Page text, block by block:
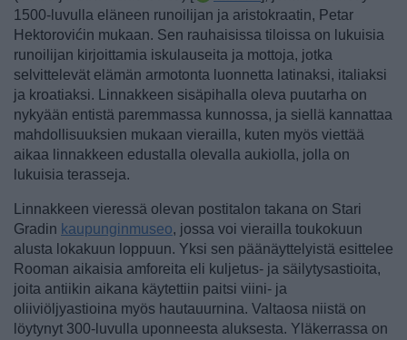
1500-luvulla eläneen runoilijan ja aristokraatin, Petar
Hektorovićin mukaan. Sen rauhaisissa tiloissa on lukuisia
runoilijan kirjoittamia iskulauseita ja mottoja, jotka
selvittelevät elämän armotonta luonnetta latinaksi, italiaksi
ja kroatiaksi. Linnakkeen sisäpihalla oleva puutarha on
nykyään entistä paremmassa kunnossa, ja siellä kannattaa
mahdollisuuksien mukaan vierailla, kuten myös viettää
aikaa linnakkeen edustalla olevalla aukiolla, jolla on
lukuisia terasseja.
Linnakkeen vieressä olevan postitalon takana on Stari
Gradin kaupunginmuseo, jossa voi vierailla toukokuun
alusta lokakuun loppuun. Yksi sen päänäyttelyistä esittelee
Rooman aikaisia amforeita eli kuljetus- ja säilytysastioita,
joita antiikin aikana käytettiin paitsi viini- ja
oliiviöljyastioina myös hautauurnina. Valtaosa niistä on
löytynyt 300-luvulla uponneesta aluksesta. Yläkerrassa on